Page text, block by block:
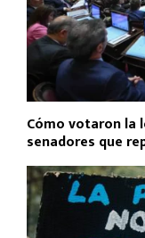
Cómo votaron la
senadores que